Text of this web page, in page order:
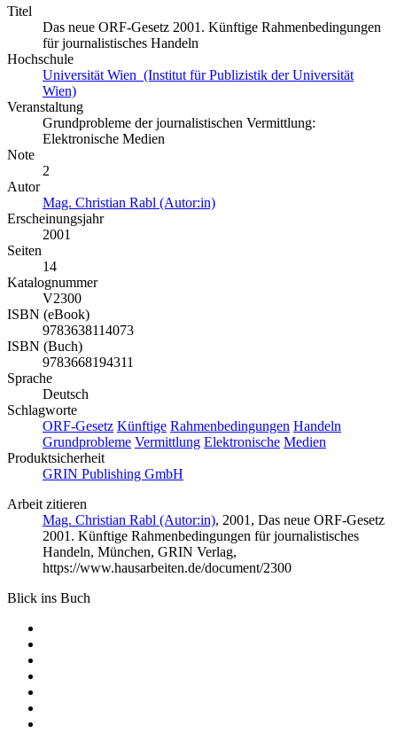
Titel
Das neue ORF-Gesetz 2001. Künftige Rahmenbedingungen
für journalistisches Handeln
Hochschule
Universität Wien (Institut für Publizistik der Universität
Wien)
Veranstaltung
Grundprobleme der journalistischen Vermittlung:
Elektronische Medien
Note
2
Autor
Mag. Christian Rabl (Autor:in)
Erscheinungsjahr
2001
Seiten
14
Katalognummer
V2300
ISBN (eBook)
9783638114073
ISBN (Buch)
9783668194311
Sprache
Deutsch
Schlagworte
ORF-Gesetz Künftige Rahmenbedingungen Handeln
Grundprobleme Vermittlung Elektronische Medien
Produktsicherheit
GRIN Publishing GmbH
Arbeit zitieren
Mag. Christian Rabl (Autor:in), 2001, Das neue ORF-Gesetz
2001. Künftige Rahmenbedingungen für journalistisches
Handeln, München, GRIN Verlag,
https://www.hausarbeiten.de/document/2300
Blick ins Buch